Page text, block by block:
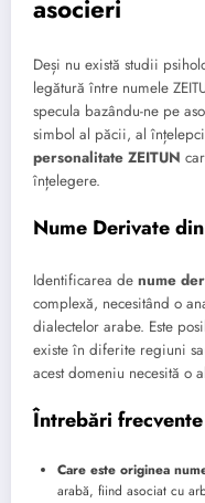
asocieri
Deși nu există studii
legătură între numele
specula bazându-ne pe
simbol al păcii, al
personalitate ZEITUN
înțelegere.
Nume Derivate
Identificarea de nume
complexă, necesitând o
dialectelor arabe. Este
existe în diferite regiuni
acest domeniu necesită o
Întrebări frecvente
Care este originea
arabă, fiind asociat cu